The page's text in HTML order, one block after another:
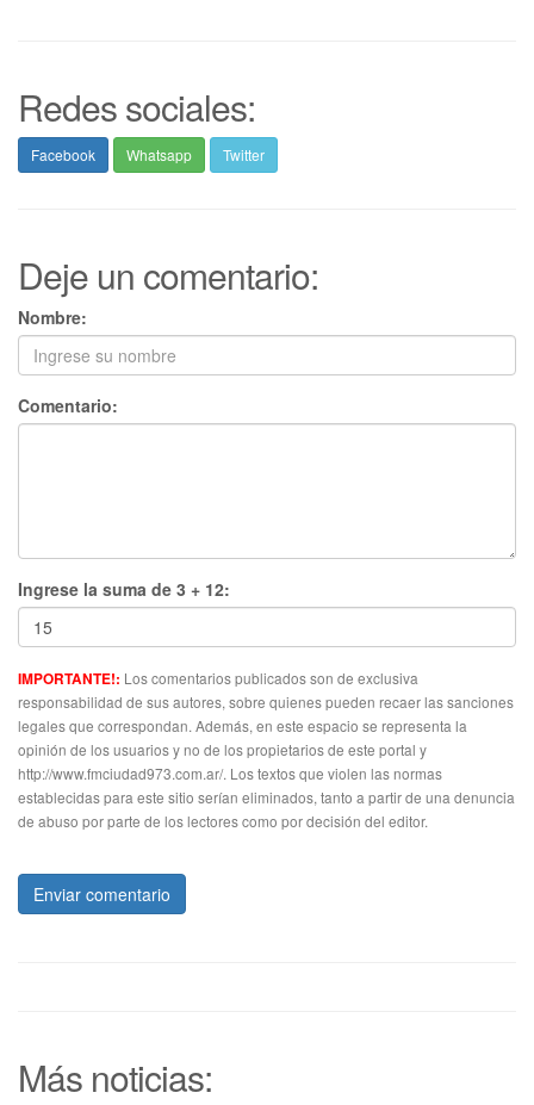
Redes sociales:
Facebook Whatsapp Twitter
Deje un comentario:
Nombre:
Comentario:
Ingrese la suma de 3 + 12:
IMPORTANTE!: Los comentarios publicados son de exclusiva
responsabilidad de sus autores, sobre quienes pueden recaer las sanciones
legales que correspondan. Además, en este espacio se representa la
opinión de los usuarios y no de los propietarios de este portal y
http://www.fmciudad973.com.ar/. Los textos que violen las normas
establecidas para este sitio serían eliminados, tanto a partir de una denuncia
de abuso por parte de los lectores como por decisión del editor.
Enviar comentario
Más noticias: